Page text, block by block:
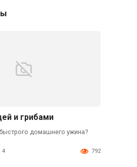
и грибами
домашнего ужина?
4 792